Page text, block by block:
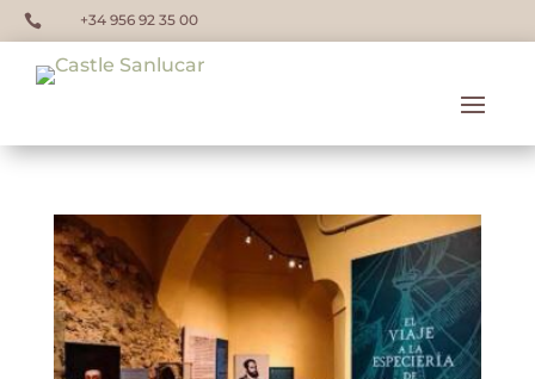
 +34 956 92 35 00